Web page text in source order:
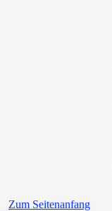
Zum Seitenanfang